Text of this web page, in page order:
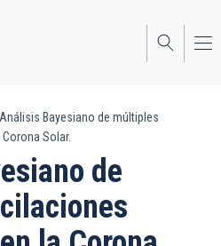
Análisis Bayesiano de múltiples
Solar.
de